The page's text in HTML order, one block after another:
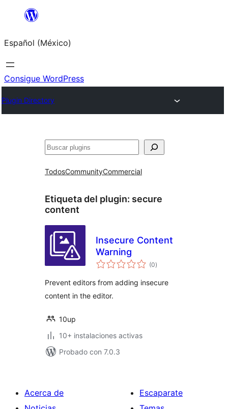
Saltar
contenido
Español (México)
Consigue WordPress
Plugin Directory
Buscar
TodosCommunityCommercial
Etiqueta del plugin: secure
content
Insecure Content
Warning
(0total
de
)
Prevent editors from adding insecure
content in the editor.
10up
10+ instalaciones activas
Probado con 7.0.3
Acerca de
Escaparate